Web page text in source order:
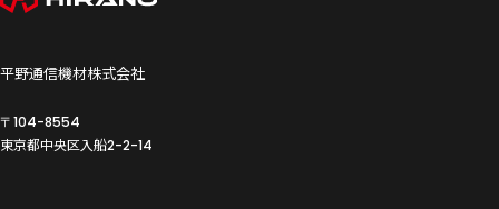
平野通信機材株式会社
〒104-8554
東京都中央区入船2-2-14